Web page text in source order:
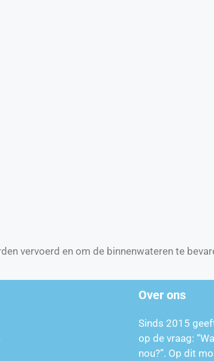
vervoerd en om de binnenwateren te
Over ons
Sinds 2015
op de vraag:
nou?”. Op dit